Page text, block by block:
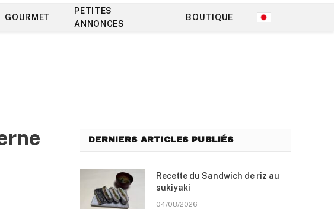
GOURMET
PETITES
ANNONCES
BOUTIQUE
DERNIERS ARTICLES PUBLIÉS
Recette du Sandwich de riz au
sukiyaki
04/08/2026